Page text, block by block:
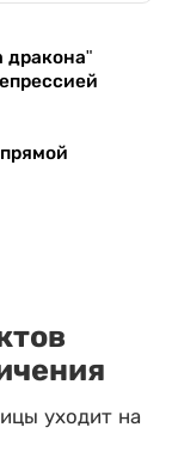
дракона"
уходит на